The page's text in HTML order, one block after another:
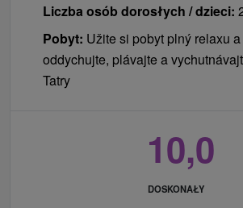
nie jest możliwe.
Liczba osób dorosłych / dzieci:
Pobyt: Užite si pobyt plný relaxu
oddychujte, plávajte a
Tatry
10,0
DOSKONAŁY